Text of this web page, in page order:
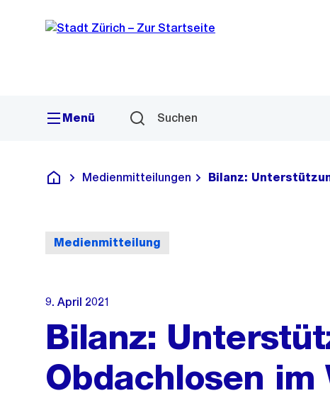
Navigation
Sprunglink
Menü Suchen
Deutsch
Medienmitteilungen Bilanz:
Medienmitteilung
9. April 2021
Bilanz:
Obdachlosen im